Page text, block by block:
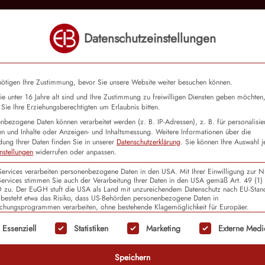
Fortbildungen Coaching Sprachkurse
verlässliche AVGS-
mehr als nur
nicht einfach ein
Datenschutzeinstellungen
Ihre Zustimmung, bevor Sie unsere Website weiter besuchen können.
unter 16 Jahre alt sind und Ihre Zustimmung zu freiwilligen Diensten geben möchten,
Sie Ihre Erziehungsberechtigten um Erlaubnis bitten.
Daten können verarbeitet werden (z. B. IP-Adressen), z. B. für
und Inhalte oder Anzeigen- und Inhaltsmessung. Weitere Informationen über die
Ihrer Daten finden Sie in unserer Datenschutzerklärung. Sie können Ihre Auswahl
widerrufen oder anpassen.
verarbeiten personenbezogene Daten in den USA. Mit Ihrer Einwilligung zur
stimmen Sie auch der Verarbeitung Ihrer Daten in den USA gemäß Art. 49
zu. Der EuGH stuft die USA als Land mit unzureichendem Datenschutz nach EU-
etwa das Risiko, dass US-Behörden personenbezogene Daten in
verarbeiten, ohne bestehende Klagemöglichkeit für Europäer.
eine Liste der Service-Gruppen, für die eine
Essenziell Statistiken Marketing Externe
Speichern